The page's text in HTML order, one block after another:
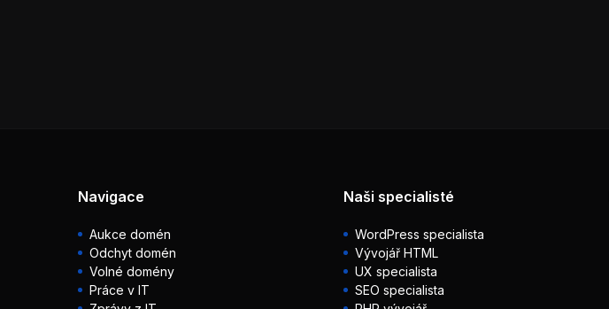
Navigace
Aukce domén
Odchyt domén
Volné domény
Práce v IT
Naši specialisté
WordPress specialista
Vývojář HTML
UX specialista
SEO specialista